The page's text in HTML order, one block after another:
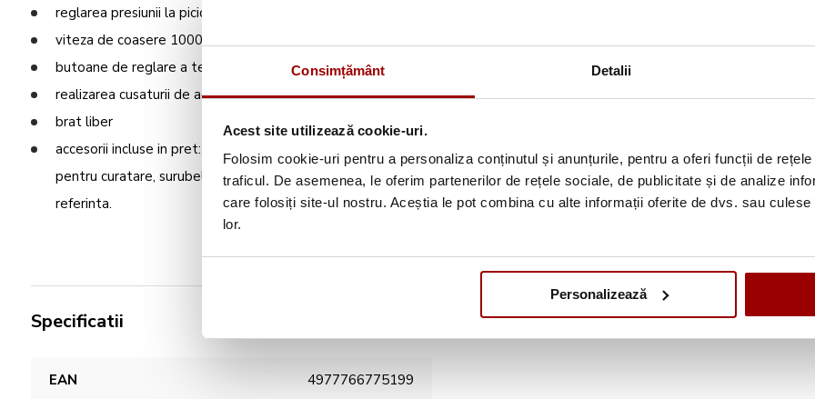
Consimțământ Detalii
Acest site utilizează cookie-uri.
Folosim cookie-uri pentru a personaliza conținutul și anunțurile, pentru a oferi funcții de
traficul. De asemenea, le oferim partenerilor de rețele sociale, de publicitate și de analize
care folosiți site-ul nostru. Aceștia le pot combina cu alte informații oferite de dvs. sau
lor.
Personalizează
reglarea presiunii la piciorusul presor
viteza de coasere 1000 imp/min
butoane de reglare a tensiunii in fire
realizarea cusaturii de acoperire tripla, cusatura de acoperire ingusta
brat liber
accesorii incluse in pret: husa, punga pentru accesorii, penseta, plasa pentru bobina, capac pentru bobina, rotita pentru
pentru curatare, surubelnita hexagonala, set ace, piciorus transparent, suport bobine, suruburi de fixare, pedala, manual si
referinta.
Specificatii
EAN
4977766775199